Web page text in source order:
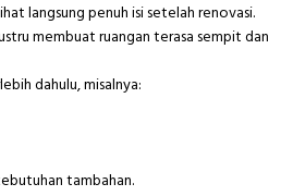
langsung penuh isi setelah renovasi.
membuat ruangan terasa sempit dan
dahulu, misalnya:
tambahan.